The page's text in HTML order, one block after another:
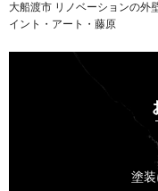
大船渡市 リノベーションの外
イント・アート・藤原
塗装